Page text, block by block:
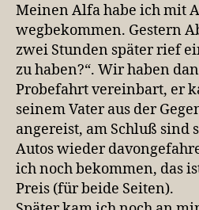
Meinen Alfa habe ich mit
wegbekommen. Gestern
zwei Stunden später rief
zu haben?“. Wir haben
Probefahrt vereinbart, er
seinem Vater aus der
angereist, am Schluß sind
Autos wieder
ich noch bekommen, das
Preis (für beide Seiten).